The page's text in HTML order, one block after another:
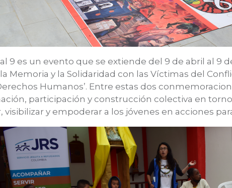
9 es un evento que se extiende del 9 de abril al 9
Memoria y la Solidaridad con las Víctimas del
Humanos’. Entre estas dos
participación y construcción colectiva en
visibilizar y empoderar a los jóvenes en acciones